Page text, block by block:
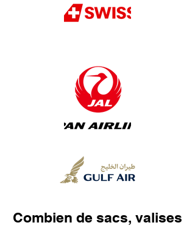
Combien de sacs, valises